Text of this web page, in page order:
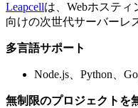
Leapcellは、Webホステ
向けの次世代サーバーレ
多言語サポート
Node.js、Python、
無制限のプロジェクトを